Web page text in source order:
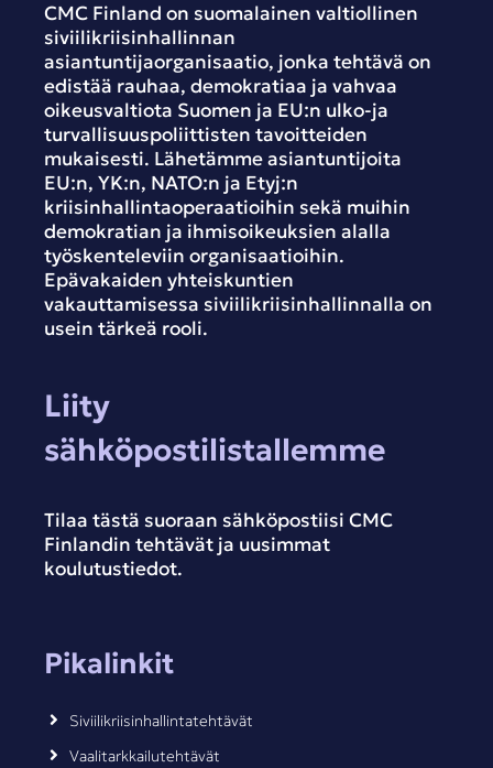
CMC Finland on suomalainen valtiollinen
siviilikriisinhallinnan
asiantuntijaorganisaatio, jonka tehtävä on
edistää rauhaa, demokratiaa ja vahvaa
oikeusvaltiota Suomen ja EU:n ulko-ja
turvallisuuspoliittisten tavoitteiden
mukaisesti. Lähetämme asiantuntijoita
EU:n, YK:n, NATO:n ja Etyj:n
kriisinhallintaoperaatioihin sekä muihin
demokratian ja ihmisoikeuksien alalla
työskenteleviin organisaatioihin.
Epävakaiden yhteiskuntien
vakauttamisessa siviilikriisinhallinnalla on
usein tärkeä rooli.
Liity
sähköpostilistallemme
Tilaa tästä suoraan sähköpostiisi CMC
Finlandin tehtävät ja uusimmat
koulutustiedot.
Pikalinkit
Siviilikriisinhallintatehtävät
Vaalitarkkailutehtävät